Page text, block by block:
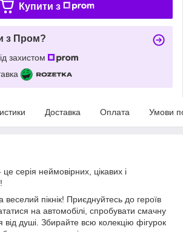
Купити з
з Пром?
захистом
Доставка Оплата Умови
серія неймовірних, цікавих і
пікнік! Приєднуйтесь до героїв
на автомобілі, спробувати смачну
від душі. Збирайте всю колекцію фігурок